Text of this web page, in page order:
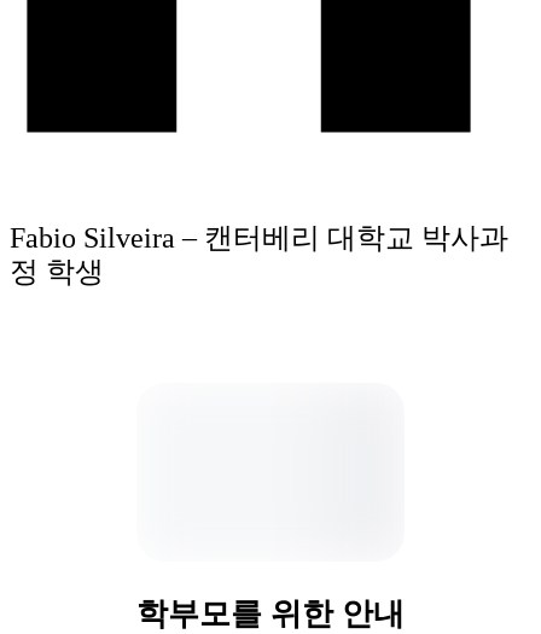
Fabio Silveira – 캔터베리 대학교 박사과
정 학생
학부모를 위한 안내